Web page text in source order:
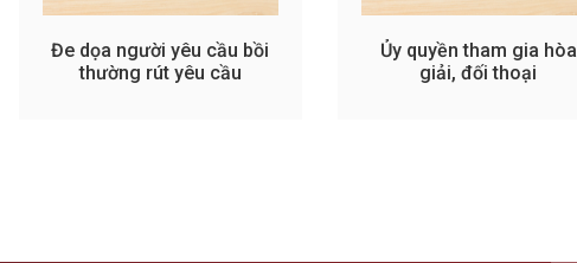
Đe dọa người yêu cầu bồi
thường rút yêu cầu
Ủy quyền tham gia hòa
giải, đối thoại